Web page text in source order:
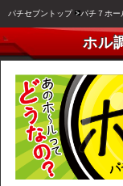
パチセブントップ パチ７ホー
ホル